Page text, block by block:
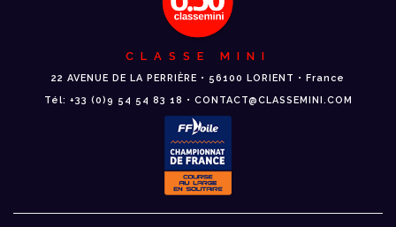
CLASSE MINI
22 AVENUE DE LA PERRIÈRE • 56100 LORIENT • France
Tél: +33 (0)9 54 54 83 18 • CONTACT@CLASSEMINI.COM